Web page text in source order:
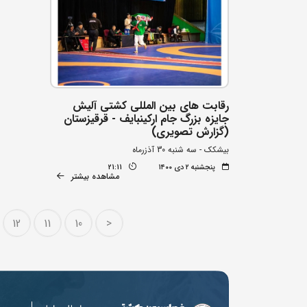
رقابت های بین المللی کشتی آلیش
جایزه بزرگ جام ارکینبایف - قرقیزستان
(گزارش تصویری)
بیشکک - سه شنبه 30 آذزرماه
پنجشنبه ۲ دی ۱۴۰۰ 21:11
مشاهده بیشتر
<
10
11
12